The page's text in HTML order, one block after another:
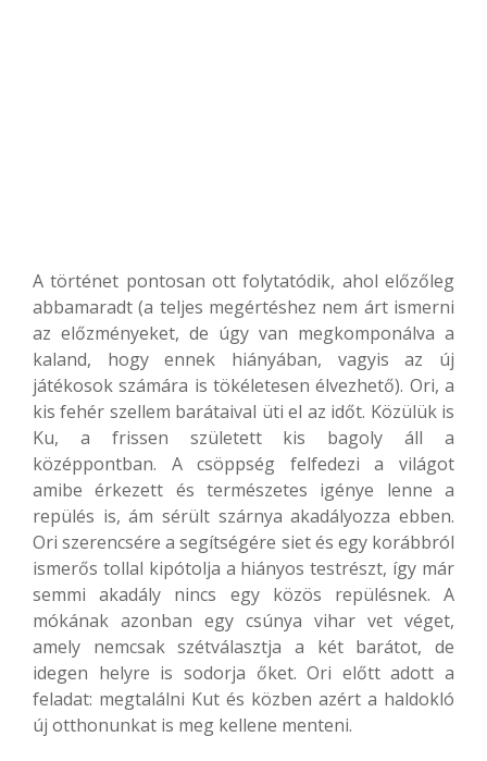
A történet pontosan ott folytatódik, ahol előzőleg
abbamaradt (a teljes megértéshez nem árt ismerni
az előzményeket, de úgy van megkomponálva a
kaland, hogy ennek hiányában, vagyis az új
játékosok számára is tökéletesen élvezhető). Ori, a
kis fehér szellem barátaival üti el az időt. Közülük is
Ku, a frissen született kis bagoly áll a
középpontban. A csöppség felfedezi a világot
amibe érkezett és természetes igénye lenne a
repülés is, ám sérült szárnya akadályozza ebben.
Ori szerencsére a segítségére siet és egy korábbról
ismerős tollal kipótolja a hiányos testrészt, így már
semmi akadály nincs egy közös repülésnek. A
mókának azonban egy csúnya vihar vet véget,
amely nemcsak szétválasztja a két barátot, de
idegen helyre is sodorja őket. Ori előtt adott a
feladat: megtalálni Kut és közben azért a haldokló
új otthonunkat is meg kellene menteni.